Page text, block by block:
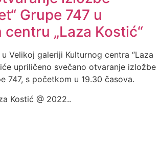
Grupe 747 u
„Laza Kostić“
Velikoj galeriji Kulturnog centra “Laza
upriličeno svečano otvaranje izložbe
747, s početkom u 19.30 časova.
Kostić @ 2022..